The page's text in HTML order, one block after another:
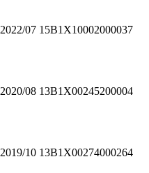
2022/07 15B1X10002000037
2020/08 13B1X00245200004
2019/10 13B1X00274000264